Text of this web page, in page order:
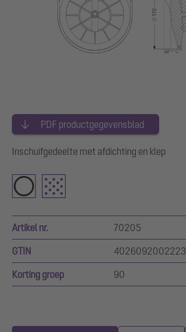
PDF productgegevensblad
Inschuifgedeelte met afdichting en klep
Artikel nr. 70205
GTIN 4026092002223
Korting groep 90